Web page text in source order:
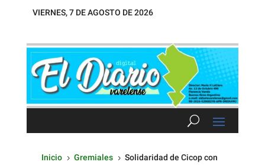
VIERNES, 7 DE AGOSTO DE 2026
Inicio 5 Gremiales 5 Solidaridad de Cicop con